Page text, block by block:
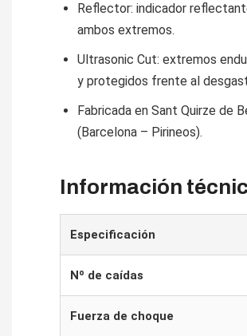
Reflector: indicador
ambos extremos.
Ultrasonic Cut: extremos
y protegidos frente al
Fabricada en Sant Quirze de
(Barcelona – Pirineos).
Información
Especificación
Nº de caídas
Fuerza de choque